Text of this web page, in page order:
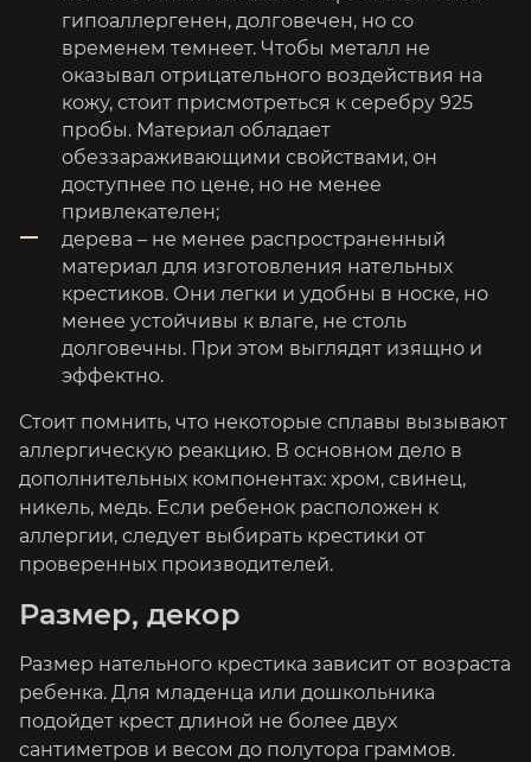
гипоаллергенен, долговечен, но со
временем темнеет. Чтобы металл не
оказывал отрицательного воздействия на
кожу, стоит присмотреться к серебру 925
пробы. Материал обладает
обеззараживающими свойствами, он
доступнее по цене, но не менее
привлекателен;
дерева – не менее распространенный
материал для изготовления нательных
крестиков. Они легки и удобны в носке, но
менее устойчивы к влаге, не столь
долговечны. При этом выглядят изящно и
эффектно.
Стоит помнить, что некоторые сплавы вызывают
аллергическую реакцию. В основном дело в
дополнительных компонентах: хром, свинец,
никель, медь. Если ребенок расположен к
аллергии, следует выбирать крестики от
проверенных производителей.
Размер, декор
Размер нательного крестика зависит от возраста
ребенка. Для младенца или дошкольника
подойдет крест длиной не более двух
сантиметров и весом до полутора граммов.